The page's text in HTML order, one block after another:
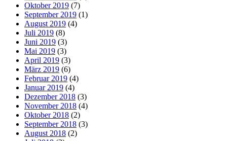
Oktober 2019 (7)
September 2019 (1)
August 2019 (4)
Juli 2019 (8)
Juni 2019 (3)
Mai 2019 (3)
April 2019 (3)
März 2019 (6)
Februar 2019 (4)
Januar 2019 (4)
Dezember 2018 (3)
November 2018 (4)
Oktober 2018 (2)
September 2018 (3)
August 2018 (2)